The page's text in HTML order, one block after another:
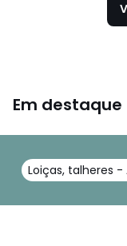
Em destaque
Loiças, talheres -